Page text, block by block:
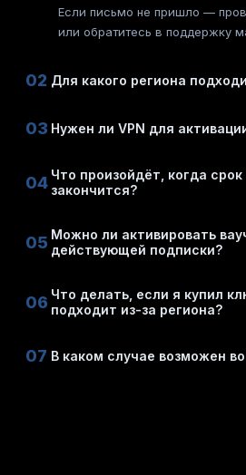
Если письмо не пришло —
или обратитесь в поддержку
02 Для какого региона
03 Нужен ли VPN для
04 Что произойдёт, когда
закончится?
05 Можно ли активировать
действующей подписки?
06 Что делать, если я купил
подходит из-за региона?
07 В каком случае возможен